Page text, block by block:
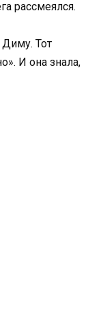
рассмеялся.
Тот
И она знала,